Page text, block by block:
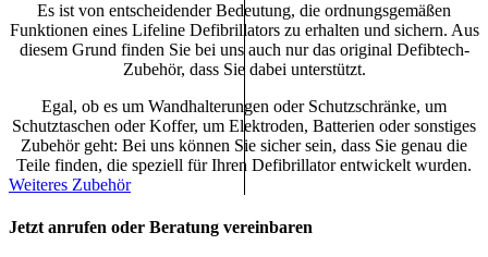
Es ist von entscheidender Bedeutung, die ordnungsgemäßen
Funktionen eines Lifeline Defibrillators zu erhalten und sichern. Aus
diesem Grund finden Sie bei uns auch nur das original Defibtech-
Zubehör, dass Sie dabei unterstützt.
Egal, ob es um Wandhalterungen oder Schutzschränke, um
Schutztaschen oder Koffer, um Elektroden, Batterien oder sonstiges
Zubehör geht: Bei uns können Sie sicher sein, dass Sie genau die
Teile finden, die speziell für Ihren Defibrillator entwickelt wurden.
Weiteres Zubehör
Jetzt anrufen oder Beratung vereinbaren